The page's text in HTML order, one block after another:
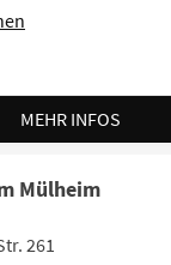
MEHR INFOS
Mülheim
261